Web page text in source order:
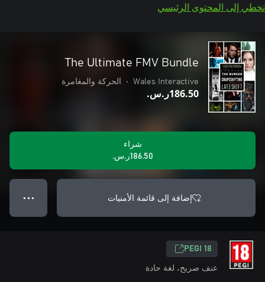
تخطي إلى المحتوى الرئيسي
The Ultimate FMV Bundle
Wales Interactive
• الحركة والمغامرة
‪ر.س.‏‎186.50‬
شراء
‪ر.س.‏‎186.50‬
إضافة إلى قائمة الأمنيات ● ● ●
PEGI 18
عنف صريح، لغة حادة